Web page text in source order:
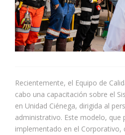
Recientemente, el Equipo de
cabo una capacitación sobre el
en Unidad Ciénega, dirigida al
administrativo. Este modelo, que
implementado en el Corporativo,